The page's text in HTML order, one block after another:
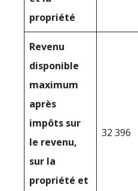
propriété
Revenu
disponible
maximum
après
impôts sur
le revenu,
sur la
propriété et
32 396